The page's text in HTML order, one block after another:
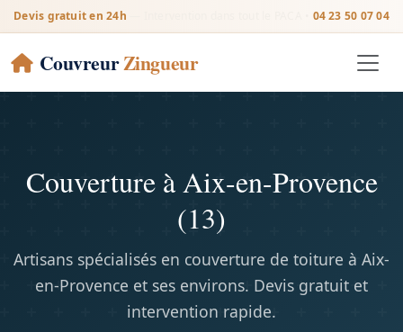
Devis gratuit en 24h 04 23 50 07 04
CouvreurZingueur
Couverture à Aix-en-Provence
(13)
Artisans spécialisés en couverture de toiture à Aix-
en-Provence et ses environs. Devis gratuit et
intervention rapide.